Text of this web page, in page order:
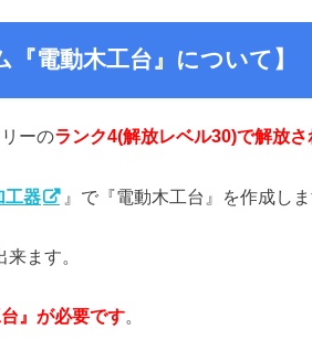
電動木工台』について】
ーのランク4(解放レベル30)で解放
工器 』で『電動木工台』を作成しま
ます。
台』が必要です。